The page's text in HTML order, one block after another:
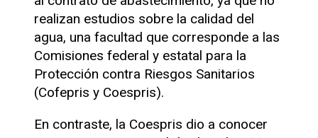
realizan estudios sobre la calidad del
agua, una facultad que corresponde a las
Comisiones federal y estatal para la
Protección contra Riesgos Sanitarios
(Cofepris y Coespris).
En contraste, la Coespris dio a conocer